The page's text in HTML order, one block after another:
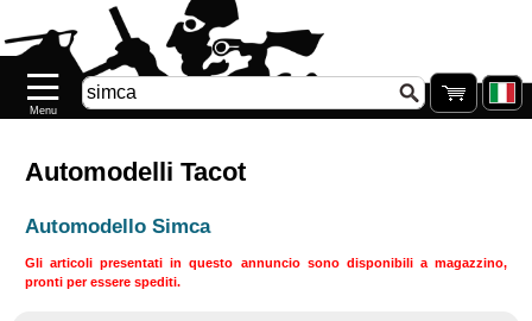
Automodelli Tacot
Automodello Simca
Gli articoli presentati in questo annuncio sono disponibili a magazzino,
pronti per essere spediti.
page
Novità
Prenotazione
Riassortimento